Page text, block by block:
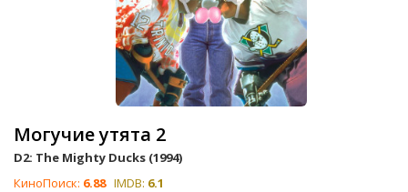
Могучие утята 2
D2: The Mighty Ducks (1994)
КиноПоиск: 6.88 IMDB: 6.1